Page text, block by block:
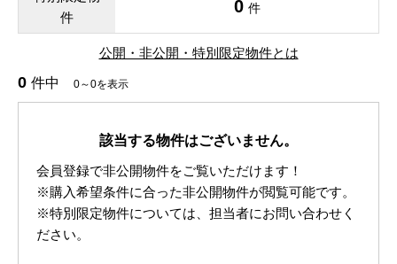
件
0 件
公開・非公開・特別限定物件とは
0 件中 0～0を表示
該当する物件はございません。
会員登録で非公開物件をご覧いただけます！
※購入希望条件に合った非公開物件が閲覧可能です。
※特別限定物件については、担当者にお問い合わせく
ださい。